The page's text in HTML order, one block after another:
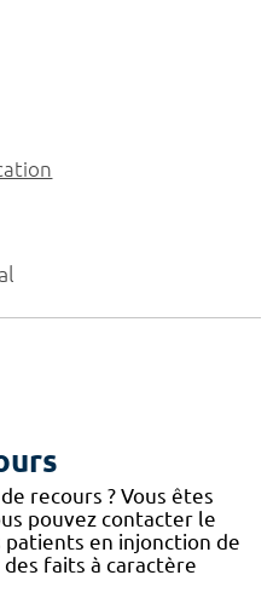
recours ? Vous êtes
pouvez contacter le
patients en injonction de
faits à caractère